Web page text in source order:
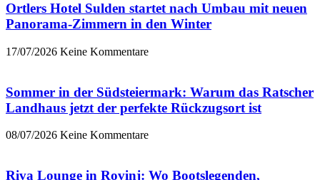
Ortlers Hotel Sulden startet nach Umbau mit neuen
Panorama-Zimmern in den Winter
17/07/2026 Keine Kommentare
Sommer in der Südsteiermark: Warum das Ratscher
Landhaus jetzt der perfekte Rückzugsort ist
08/07/2026 Keine Kommentare
Riva Lounge in Rovinj: Wo Bootslegenden,